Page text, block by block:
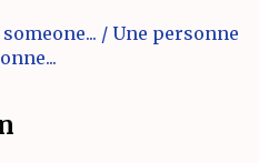
/ Une personne